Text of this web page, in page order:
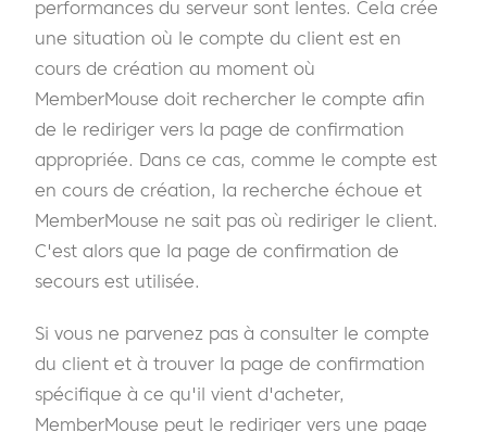
performances du serveur sont lentes. Cela crée
une situation où le compte du client est en
cours de création au moment où
MemberMouse doit rechercher le compte afin
de le rediriger vers la page de confirmation
appropriée. Dans ce cas, comme le compte est
en cours de création, la recherche échoue et
MemberMouse ne sait pas où rediriger le client.
C'est alors que la page de confirmation de
secours est utilisée.
Si vous ne parvenez pas à consulter le compte
du client et à trouver la page de confirmation
spécifique à ce qu'il vient d'acheter,
MemberMouse peut le rediriger vers une page